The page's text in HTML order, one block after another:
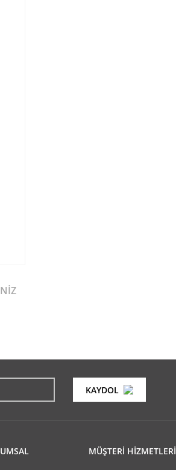
Yorum Yaz
KAYDOL
MÜŞTERİ HİZMETLERİ